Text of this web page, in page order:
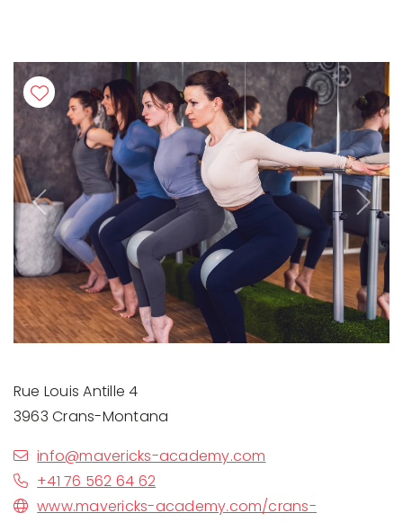
Previous Next
Rue Louis Antille 4
3963 Crans-Montana
info@mavericks-academy.com
+41 76 562 64 62
www.mavericks-academy.com/crans-